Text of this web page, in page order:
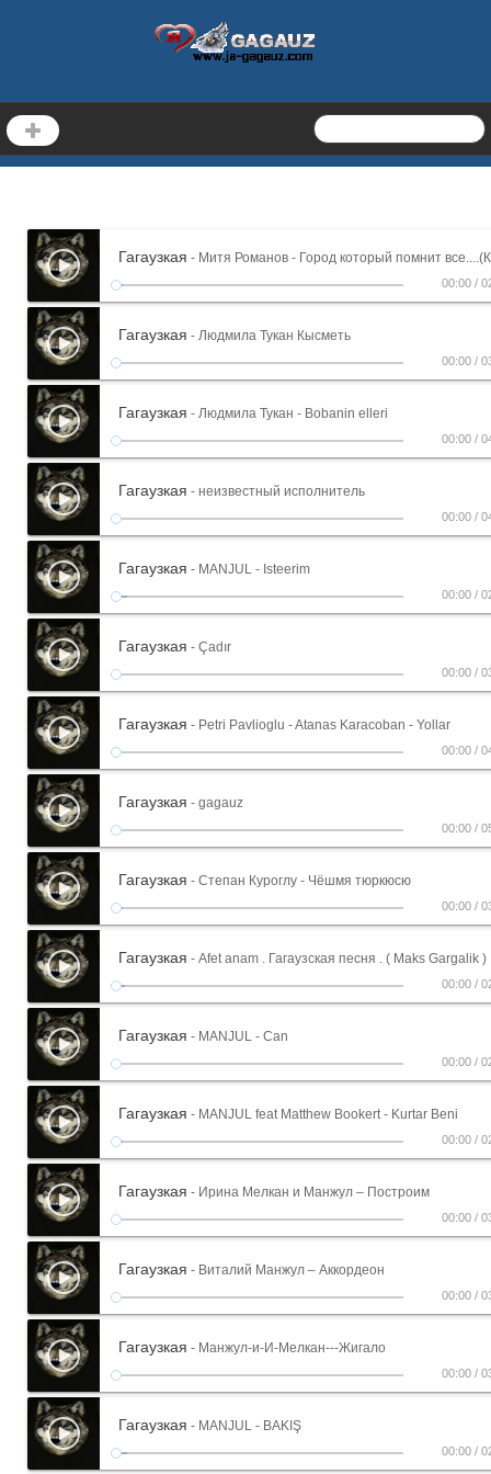
Гагаузкая - Митя Романов - Город который помнит
00:00 /
Гагаузкая - Людмила Тукан Кысметь
00:00 /
Гагаузкая - Людмила Тукан - Bobanin elleri
00:00 /
Гагаузкая - неизвестный исполнитель
00:00 /
Гагаузкая - MANJUL - Isteerim
00:00 /
Гагаузкая - Çadır
00:00 /
Гагаузкая - Petri Pavlioglu - Atanas Karacoban - Yollar
00:00 /
Гагаузкая - gagauz
00:00 /
Гагаузкая - Степан Куроглу - Чёшмя тюркюсю
00:00 /
Гагаузкая - Afet аnam . Гагаузская песня . ( Maks Gargalik )
00:00 /
Гагаузкая - MANJUL - Can
00:00 /
Гагаузкая - MANJUL feat Matthew Bookert - Kurtar Beni
00:00 /
Гагаузкая - Ирина Мелкан и Манжул – Построим
00:00 /
Гагаузкая - Виталий Манжул – Аккордеон
00:00 /
Гагаузкая - Манжул-и-И-Мелкан---Жигало
00:00 /
Гагаузкая - MANJUL - BAKIŞ
00:00 /